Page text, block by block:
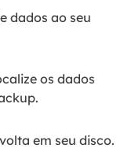
dados ao seu
os dados
em seu disco.